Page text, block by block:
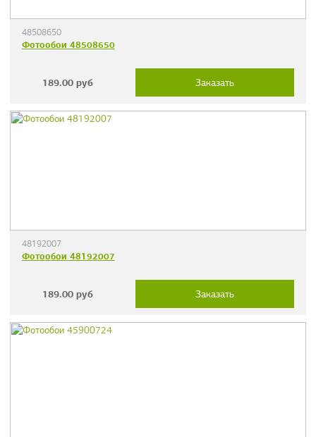
48508650
Фотообои 48508650
189.00 руб Заказать
48192007
Фотообои 48192007
189.00 руб Заказать